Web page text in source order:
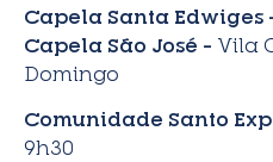
Capela Santa Edwiges
Capela São José – Vila
Domingo
Comunidade Santo
9h30